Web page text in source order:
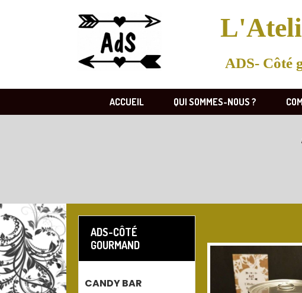
ADS- Côté
ACCUEIL QUI SOMMES-NOUS ?
ADS-CÔTÉ
GOURMAND
CANDY BAR